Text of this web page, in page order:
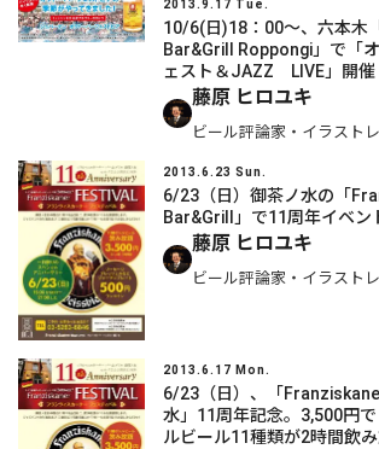
2013.9.17 Tue.
10/6(日)18：00～、六本木
Bar&Grill Roppongi」で「
ェスト＆JAZZ LIVE」開催
藤原 ヒロユキ
ビール評論家・イラスト
2013.6.23 Sun.
6/23（日）御茶ノ水の「
Bar&Grill」で11周年イベン
藤原 ヒロユキ
ビール評論家・イラスト
2013.6.17 Mon.
6/23（日）、「
水」11周年記念。3,500円
ルビール11種類が2時間飲